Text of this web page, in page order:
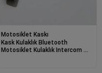
Motosiklet Kaskı
Kask Kulaklık Bluetooth
Motosiklet Kulaklık Intercom Su